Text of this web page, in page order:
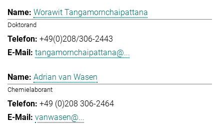
Worawit Tangamornchaipattana
Doktorand
+49(0)208/306-2443
tangamornchaipattana@...
Adrian van Wasen
Chemielaborant
+49 (0)208 306-2464
vanwasen@...